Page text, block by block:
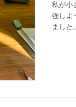
私が小
強しよ
ました